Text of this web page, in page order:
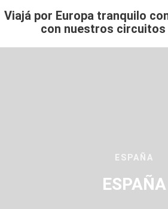
Viajá por Europa tranquilo
con nuestros circuitos
ESPAÑA
ESPAÑA